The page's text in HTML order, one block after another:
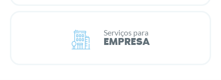
Serviços para
EMPRESA